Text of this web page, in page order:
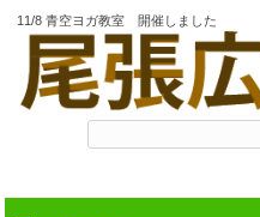
11/8 青空ヨガ教室 開催しました